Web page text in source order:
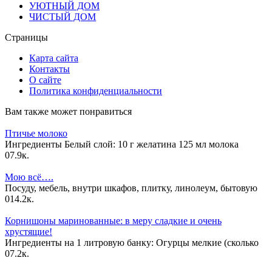
УЮТНЫЙ ДОМ
ЧИСТЫЙ ДОМ
Страницы
Карта сайта
Контакты
О сайте
Политика конфиденциальности
Вам также может понравиться
Птичье молоко
Ингредиенты Белый слой: 10 г желатина 125 мл молока
07.9к.
Мою всё….
Посуду, мебель, внутри шкафов, плитку, линолеум, бытовую
014.2к.
Корнишоны маринованные: в меру сладкие и очень
хрустящие!
Ингредиенты на 1 литровую банку: Огурцы мелкие (сколько
07.2к.